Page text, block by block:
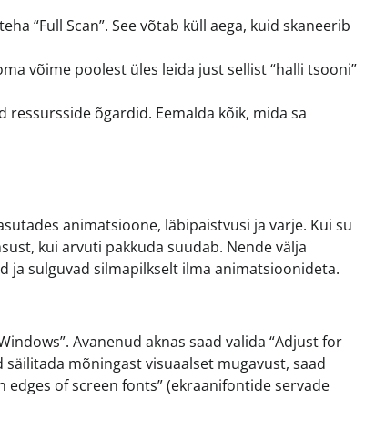
“Full Scan”. See võtab küll aega, kuid skaneerib
võime poolest üles leida just sellist “halli tsooni”
õgardid. Eemalda kõik, mida sa
animatsioone, läbipaistvusi ja varje. Kui su
kui arvuti pakkuda suudab. Nende välja
ja sulguvad silmapilkselt ilma animatsioonideta.
Avanenud aknas saad valida “Adjust for
mõningast visuaalset mugavust, saad
edges of screen fonts” (ekraanifontide servade